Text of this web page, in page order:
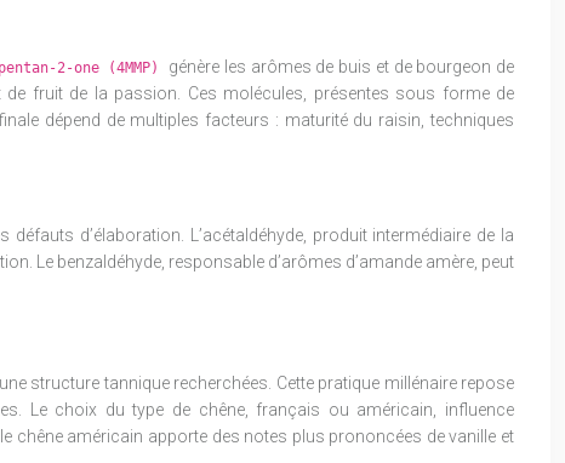
2-one (4MMP) génère les arômes de buis et de bourgeon de
fruit de la passion. Ces molécules, présentes sous forme de
dépend de multiples facteurs : maturité du raisin, techniques
d’élaboration. L’acétaldéhyde, produit intermédiaire de la
Le benzaldéhyde, responsable d’arômes d’amande amère, peut
structure tannique recherchées. Cette pratique millénaire repose
Le choix du type de chêne, français ou américain, influence
chêne américain apporte des notes plus prononcées de vanille et